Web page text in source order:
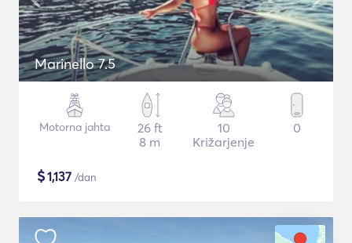
Marinello 7.5
Motorna jahta
26 ft
8 m
10
Križarjenje
0
$1,137 /dan